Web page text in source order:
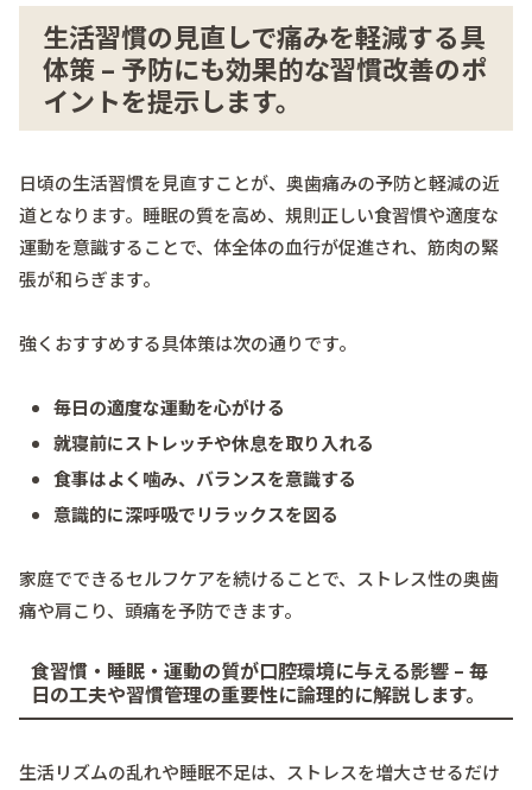
生活習慣の見直しで痛みを軽減する具
体策 – 予防にも効果的な習慣改善のポ
イントを提示します。
日頃の生活習慣を見直すことが、奥歯痛みの予防と軽減の近
道となります。睡眠の質を高め、規則正しい食習慣や適度な
運動を意識することで、体全体の血行が促進され、筋肉の緊
張が和らぎます。
強くおすすめする具体策は次の通りです。
毎日の適度な運動を心がける
就寝前にストレッチや休息を取り入れる
食事はよく噛み、バランスを意識する
意識的に深呼吸でリラックスを図る
家庭でできるセルフケアを続けることで、ストレス性の奥歯
痛や肩こり、頭痛を予防できます。
食習慣・睡眠・運動の質が口腔環境に与える影響 – 毎
日の工夫や習慣管理の重要性に論理的に解説します。
生活リズムの乱れや睡眠不足は、ストレスを増大させるだけ